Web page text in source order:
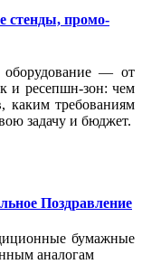
стенды, промо-
оборудование — от
и ресепшн-зон: чем
каким требованиям
задачу и бюджет.
Поздравление
бумажные
аналогам